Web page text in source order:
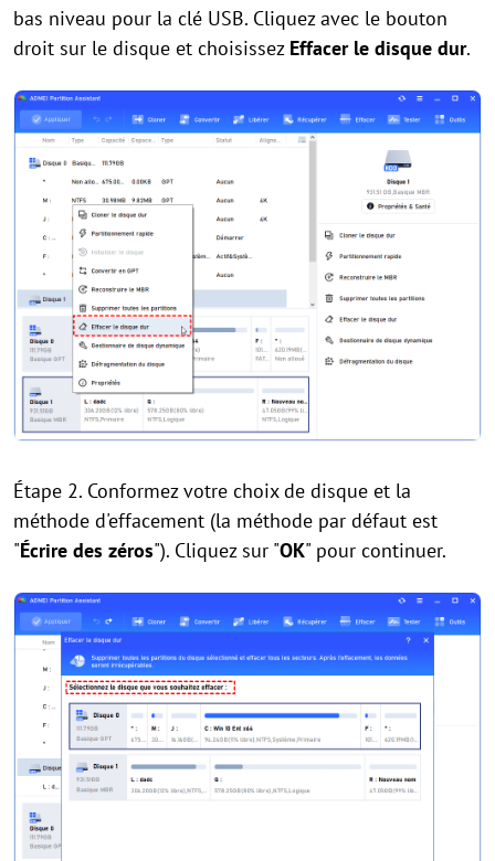
bas niveau pour la clé USB. Cliquez avec le bouton
droit sur le disque et choisissez Effacer le disque dur.
Étape 2. Conformez votre choix de disque et la
méthode d'effacement (la méthode par défaut est
"Écrire des zéros"). Cliquez sur "OK" pour continuer.